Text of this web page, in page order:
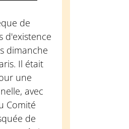
de
d'existence
dimanche
Il était
une
avec
Comité
de